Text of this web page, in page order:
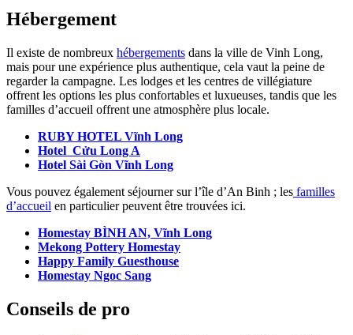
Hébergement
Il existe de nombreux hébergements dans la ville de Vinh Long,
mais pour une expérience plus authentique, cela vaut la peine de
regarder la campagne. Les lodges et les centres de villégiature
offrent les options les plus confortables et luxueuses, tandis que les
familles d’accueil offrent une atmosphère plus locale.
RUBY HOTEL Vĩnh Long
Hotel Cửu Long A
Hotel Sài Gòn Vĩnh Long
Vous pouvez également séjourner sur l’île d’An Binh ; les familles
d’accueil en particulier peuvent être trouvées ici.
Homestay BÌNH AN, Vĩnh Long
Mekong Pottery Homestay
Happy Family Guesthouse
Homestay Ngoc Sang
Conseils de pro